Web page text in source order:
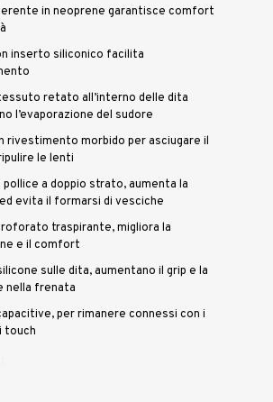
in neoprene garantisce comfort
inserto siliconico facilita
retato all’interno delle dita
l’evaporazione del sudore
rivestimento morbido per asciugare il
le lenti
pollice a doppio strato, aumenta la
evita il formarsi di vesciche
traspirante, migliora la
e il comfort
sulle dita, aumentano il grip e la
nella frenata
per rimanere connessi con i
touch